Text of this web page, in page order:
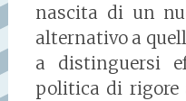
nascita di un
alternativo a
a distinguersi
politica di rigore